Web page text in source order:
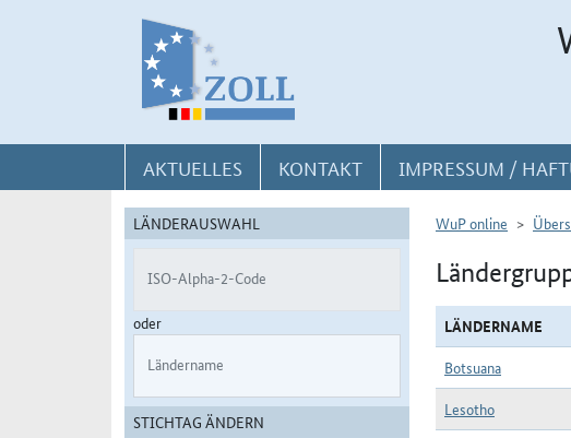
AKTUELLES KONTAKT IMPRESSUM /
LÄNDERAUSWAHL
ISO-Alpha-2-Code
oder
Ländername
STICHTAG ÄNDERN
WuP online
LÄNDERNAME
Botsuana
Lesotho